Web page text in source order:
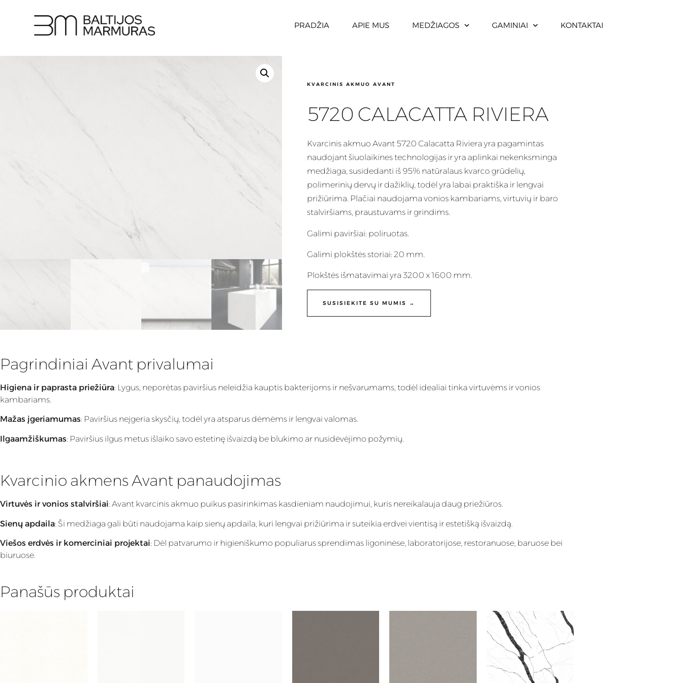
PRADŽIA APIE MUS MEDŽIAGOS GAMINIAI KONTAKTAI
KVARCINIS AKMUO AVANT
5720 CALACATTA RIVIERA
Kvarcinis akmuo Avant 5720 Calacatta Riviera yra pagamintas
naudojant šiuolaikines technologijas ir yra aplinkai nekenksminga
medžiaga, susidedanti iš 95% natūralaus kvarco grūdelių,
polimerinių dervų ir dažiklių, todėl yra labai praktiška ir lengvai
prižiūrima. Plačiai naudojama vonios kambariams, virtuvių ir baro
stalviršiams, praustuvams ir grindims.
Galimi paviršiai: poliruotas.
Galimi plokštės storiai: 20 mm.
Plokštės išmatavimai yra 3200 x 1600 mm.
SUSISIEKITE SU MUMIS →
Pagrindiniai Avant privalumai
Higiena ir paprasta priežiūra: Lygus, neporėtas paviršius neleidžia kauptis bakterijoms ir nešvarumams, todėl idealiai tinka virtuvėms ir vonios
kambariams.
Mažas įgeriamumas: Paviršius neįgeria skysčių, todėl yra atsparus dėmėms ir lengvai valomas.
Ilgaamžiškumas: Paviršius ilgus metus išlaiko savo estetinę išvaizdą be blukimo ar nusidėvėjimo požymių.
Kvarcinio akmens Avant panaudojimas
Virtuvės ir vonios stalviršiai: Avant kvarcinis akmuo puikus pasirinkimas kasdieniam naudojimui, kuris nereikalauja daug priežiūros.
Sienų apdaila: Ši medžiaga gali būti naudojama kaip sienų apdaila, kuri lengvai prižiūrima ir suteikia erdvei vientisą ir estetišką išvaizdą.
Viešos erdvės ir komerciniai projektai: Dėl patvarumo ir higieniškumo populiarus sprendimas ligoninėse, laboratorijose, restoranuose, baruose bei
biuruose.
Panašūs produktai